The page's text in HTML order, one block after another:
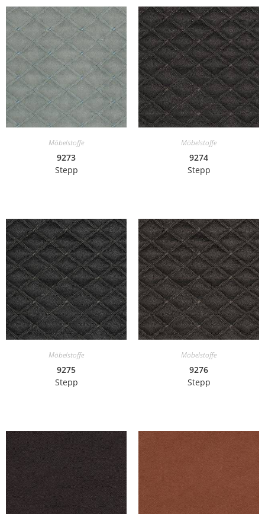
Möbelstoffe
9273
Stepp
Möbelstoffe
9274
Stepp
Möbelstoffe
9275
Stepp
Möbelstoffe
9276
Stepp